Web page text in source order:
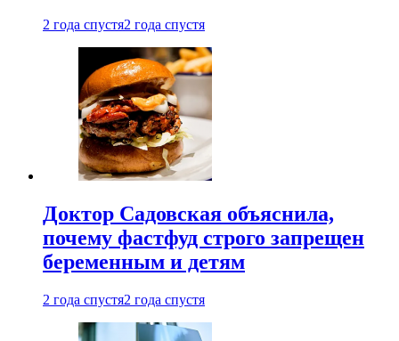
2 года спустя2 года спустя
Доктор Садовская объяснила,
почему фастфуд строго запрещен
беременным и детям
2 года спустя2 года спустя